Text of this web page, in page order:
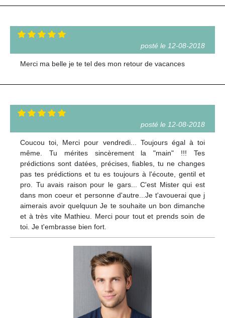
posté le 12-08-2018
Merci ma belle je te tel des mon retour de vacances
posté le 12-08-2018
Coucou toi, Merci pour vendredi... Toujours égal à toi
même. Tu mérites sincèrement la "main" !!! Tes
prédictions sont datées, précises, fiables, tu ne changes
pas tes prédictions et tu es toujours à l'écoute, gentil et
pro. Tu avais raison pour le gars... C'est Mister qui est
dans mon coeur et personne d'autre...Je t'avouerai que j
aimerais avoir quelquun Je te souhaite un bon dimanche
et à très vite Mathieu. Merci pour tout et prends soin de
toi. Je t'embrasse bien fort.